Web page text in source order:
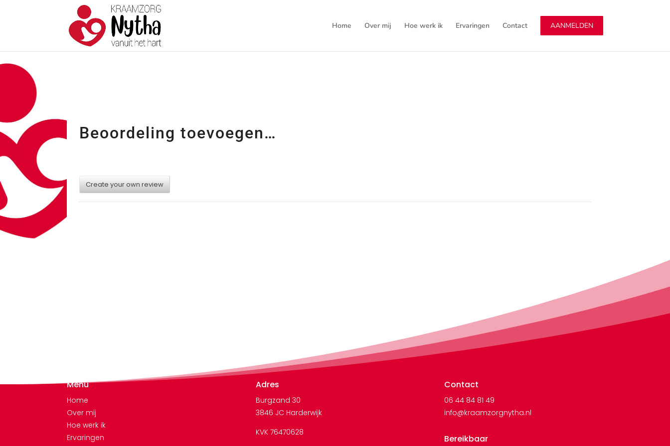
Home Over mij Hoe werk ik Ervaringen Contact AANMELDEN
Beoordeling toevoegen…
Create your own review
Menu
Home
Over mij
Hoe werk ik
Ervaringen
Adres
Burgzand 30
3846 JC Harderwijk
KVK 76470628
Contact
06 44 84 81 49
info@kraamzorgnytha.nl
Bereikbaar